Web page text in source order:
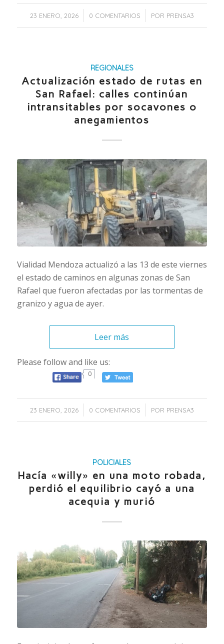
23 ENERO, 2026
/ 0 COMENTARIOS
/ POR PRENSA3
REGIONALES
Actualización estado de rutas en
San Rafael: calles continúan
intransitables por socavones o
anegamientos
Vialidad Mendoza actualizó a las 13 de este viernes
el estado de caminos en algunas zonas de San
Rafael que fueron afectadas por las tormentas de
granizo y agua de ayer.
Leer más
Please follow and like us:
0
23 ENERO, 2026
/ 0 COMENTARIOS
/ POR PRENSA3
POLICIALES
Hacía «willy» en una moto robada,
perdió el equilibrio cayó a una
acequia y murió